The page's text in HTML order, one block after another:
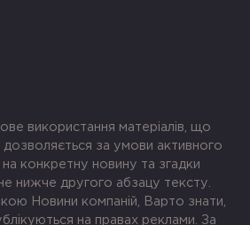
використання матеріалів, що
, дозволяється за умови активного
на конкретну новину та згадки
нижче другого абзацу тексту.
Новини компаній, Варто знати,
на правах реклами. За